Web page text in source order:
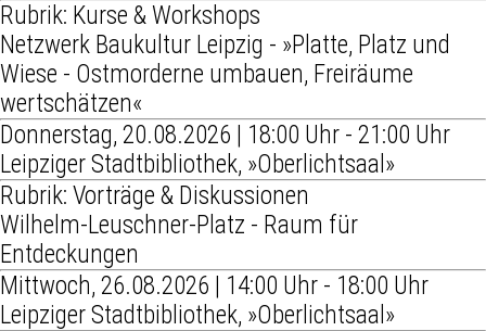
Rubrik: Kurse & Workshops
Netzwerk Baukultur Leipzig - »Platte, Platz und
Wiese - Ostmorderne umbauen, Freiräume
wertschätzen«
Donnerstag, 20.08.2026 | 18:00 Uhr - 21:00 Uhr
Leipziger Stadtbibliothek, »Oberlichtsaal»
Rubrik: Vorträge & Diskussionen
Wilhelm-Leuschner-Platz - Raum für
Entdeckungen
Mittwoch, 26.08.2026 | 14:00 Uhr - 18:00 Uhr
Leipziger Stadtbibliothek, »Oberlichtsaal»